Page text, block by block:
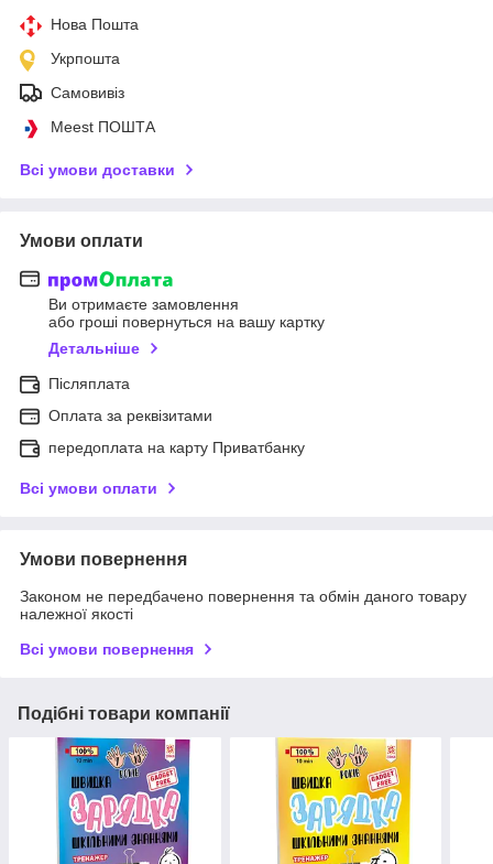
Нова Пошта
Укрпошта
Самовивіз
Meest ПОШТА
Всі умови доставки
Умови оплати
Ви отримаєте замовлення
або гроші повернуться на вашу картку
Детальніше
Післяплата
Оплата за реквізитами
передоплата на карту Приватбанку
Всі умови оплати
Умови повернення
Законом не передбачено повернення та обмін даного товару
належної якості
Всі умови повернення
Подібні товари компанії